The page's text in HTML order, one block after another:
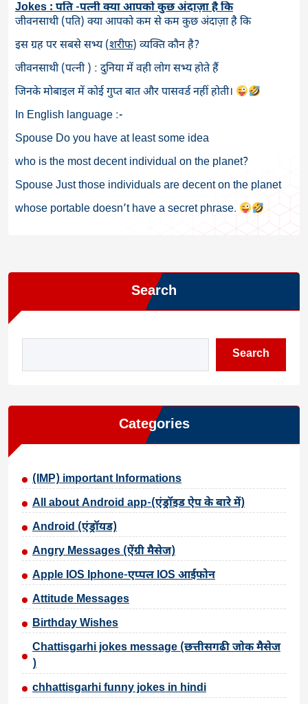
Jokes : पति -पत्नी क्या आपको कुछ अंदाज़ा है कि
जीवनसाथी (पति) क्या आपको कम से कम कुछ अंदाज़ा है कि
इस ग्रह पर सबसे सभ्य (शरीफ) व्यक्ति कौन है?
जीवनसाथी (पत्नी ) : दुनिया में वही लोग सभ्य होते हैं
जिनके मोबाइल में कोई गुप्त बात और पासवर्ड नहीं होती।
In English language :-
Spouse Do you have at least some idea
who is the most decent individual on the planet?
Spouse Just those individuals are decent on the planet
whose portable doesn’t have a secret phrase.
Search
Search
Categories
(IMP) important Informations
All about Android app-(एंड्रॉइड ऐप के बारे में)
Android (एंड्रॉयड)
Angry Messages (ऐंग्री मैसेज)
Apple IOS Iphone-एप्पल IOS आईफोन
Attitude Messages
Birthday Wishes
Chattisgarhi jokes message (छत्तीसगढी जोक मैसेज
)
chhattisgarhi funny jokes in hindi